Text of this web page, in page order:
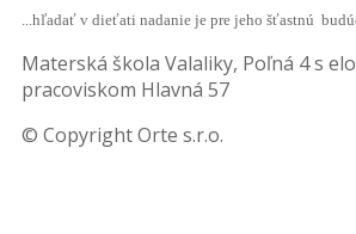
...hľadať v dieťati nadanie je pre jeho šťastnú
Materská škola Valaliky, Poľná 4 s
pracoviskom Hlavná 57
© Copyright Orte s.r.o.